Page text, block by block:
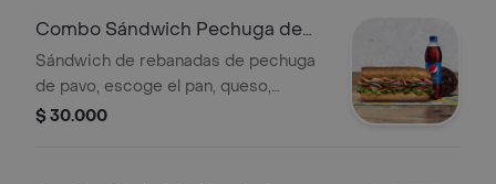
Combo Sándwich Pechuga de
Pavo 15 Cm
Sándwich de rebanadas de pechuga
de pavo, escoge el pan, queso,
vegetales y salsas que prefieras +
$ 30.000